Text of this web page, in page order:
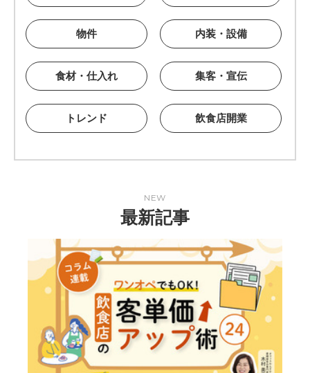
物件 内装・設備
食材・仕入れ 集客・宣伝
トレンド 飲食店開業
NEW
最新記事